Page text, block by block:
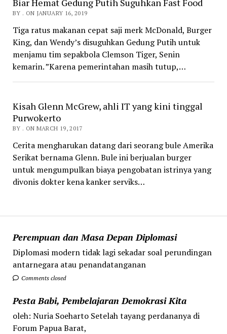
Perempuan dan Masa Depan Diplomasi
Diplomasi modern tidak lagi sekadar soal perundingan
antarnegara atau penandatanganan
Comments closed
Pesta Babi, Pembelajaran Demokrasi Kita
oleh: Nuria Soeharto Setelah tayang perdananya di
Forum Papua Barat,
Biar Hemat Gedung Putih Suguhkan Fast Food
BY . ON JANUARY 16, 2019
Tiga ratus makanan cepat saji merk McDonald, Burger
King, dan Wendy’s disuguhkan Gedung Putih untuk
menjamu tim sepakbola Clemson Tiger, Senin
kemarin. ”Karena pemerintahan masih tutup,…
Kisah Glenn McGrew, ahli IT yang kini tinggal
Purwokerto
BY . ON MARCH 19, 2017
Cerita mengharukan datang dari seorang bule Amerika
Serikat bernama Glenn. Bule ini berjualan burger
untuk mengumpulkan biaya pengobatan istrinya yang
divonis dokter kena kanker serviks…